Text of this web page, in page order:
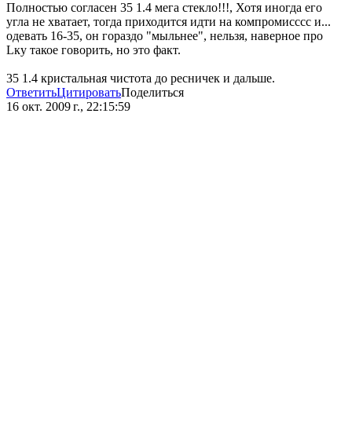
Полностью согласен 35 1.4 мега стекло!!!, Хотя иногда его
угла не хватает, тогда приходится идти на компромисссс и...
одевать 16-35, он гораздо "мыльнее", нельзя, наверное про
Lку такое говорить, но это факт.
35 1.4 кристальная чистота до ресничек и дальше.
ОтветитьЦитироватьПоделиться
16 окт. 2009 г., 22:15:59